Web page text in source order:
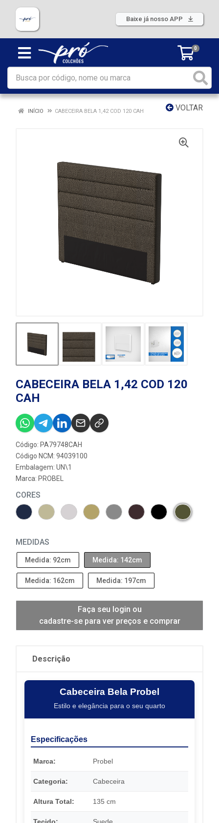
Baixe já nosso APP
0
VOLTAR
INÍCIO CABECEIRA BELA 1,42 COD 120 CAH
CABECEIRA BELA 1,42 COD 120
CAH
Código: PA79748CAH
Código NCM: 94039100
Embalagem: UN\1
Marca: PROBEL
CORES
MEDIDAS
Medida: 92cm Medida: 142cm
Medida: 162cm Medida: 197cm
Faça seu login ou
cadastre-se para ver preços e comprar
Descrição
Cabeceira Bela Probel
Estilo e elegância para o seu quarto
Especificações
Marca: Probel
Categoria: Cabeceira
Altura Total: 135 cm
Tecido: Suede